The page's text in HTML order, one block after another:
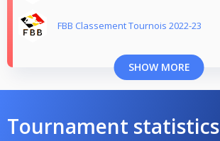
FBB Classement Tournois 2022-23
SHOW MORE
Tournament statistics